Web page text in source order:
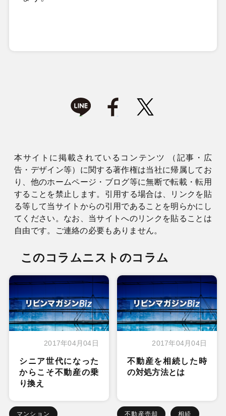
本サイトに掲載されているコンテンツ （記事・広
告・デザイン等）に関する著作権は当社に帰属してお
り、他のホームページ・ブログ等に無断で転載・転用
することを禁止します。引用する場合は、リンクを貼
る等して当サイトからの引用であることを明らかにし
てください。なお、当サイトへのリンクを貼ることは
自由です。ご連絡の必要もありません。
このコラムニストのコラム
2017年04月04日
シニア世代になった
からこそ不動産の乗
り換え
マンション
2017年04月04日
不動産を相続した時
の対処方法とは
不動産売却 相続